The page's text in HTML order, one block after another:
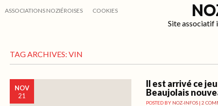
ASSOCIATIONS NOZIÉROISES COOKIES
Site associatif
TAG ARCHIVES: VIN
NOV
21
Il est arrivé ce
Beaujolais
POSTED BY NOZ-INFOS | 2